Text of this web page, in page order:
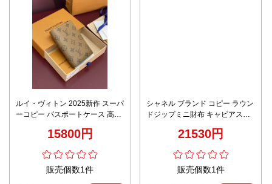
ルイ・ヴィトン 2025新作 スーパ
ーコピー パスポートケース 高級
15800円
販売個数1件
シャネル ブランド コピー ラウン
ドジップミニ財布 キャビアスキ
21530円
販売個数1件